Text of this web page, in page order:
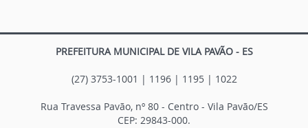
PREFEITURA MUNICIPAL DE VILA PAVÃO - ES
(27) 3753-1001 | 1196 | 1195 | 1022
Rua Travessa Pavão, nº 80 - Centro - Vila Pavão/ES
CEP: 29843-000.